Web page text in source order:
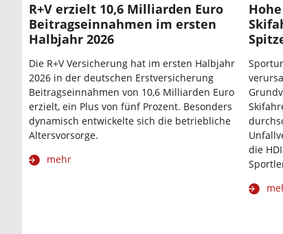
R+V erzielt 10,6 Milliarden Euro
Beitragseinnahmen im ersten
Halbjahr 2026
Die R+V Versicherung hat im ersten Halbjahr
2026 in der deutschen Erstversicherung
Beitragseinnahmen von 10,6 Milliarden Euro
erzielt, ein Plus von fünf Prozent. Besonders
dynamisch entwickelte sich die betriebliche
Altersvorsorge.
mehr
die